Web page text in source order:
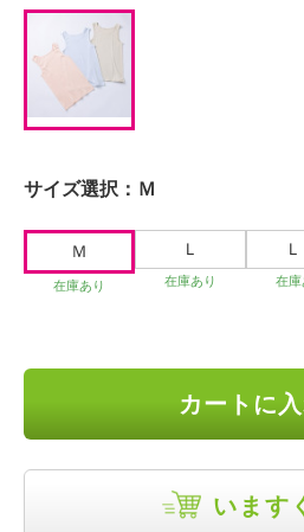
サイズ選択： Ｍ
Ｍ
在庫あり
Ｌ
在庫あり
Ｌ
在庫
カートに
います